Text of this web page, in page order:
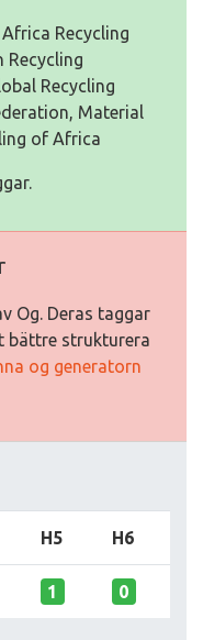
Recycling
Recycling
Material
of Africa
Og. Deras taggar
bättre strukturera
og generatorn
H5 H6
1 0